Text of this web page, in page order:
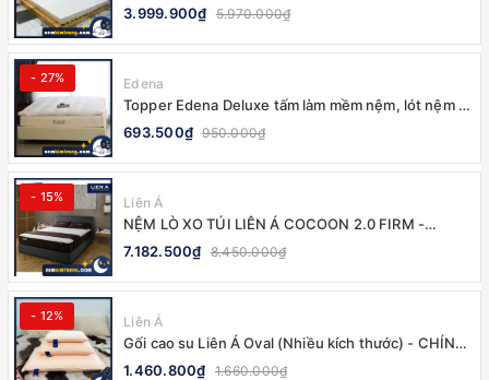
CHÍNH HÃNG, BẢO HÀNH 12 NĂM
3.999.900₫ 5.970.000₫
- 27% Edena
Topper Edena Deluxe tấm làm mềm nệm, lót nệm -
CHÍNH HÃNG
693.500₫ 950.000₫
- 15% Liên Á
NỆM LÒ XO TÚI LIÊN Á COCOON 2.0 FIRM -
CHÍNH HÃNG, BẢO HÀNH 10 NĂM
7.182.500₫ 8.450.000₫
- 12% Liên Á
Gối cao su Liên Á Oval (Nhiều kích thước) - CHÍNH
HÃNG
1.460.800₫ 1.660.000₫